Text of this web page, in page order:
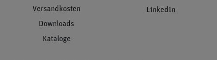
Versandkosten
Downloads
Kataloge
LinkedIn